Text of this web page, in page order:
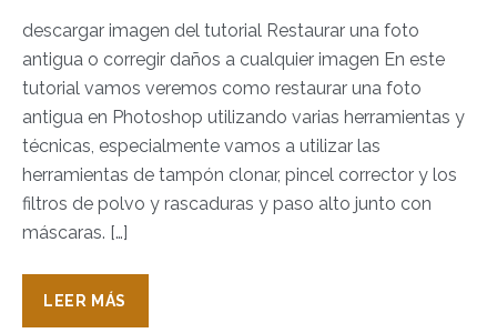
descargar imagen del tutorial Restaurar una foto
antigua o corregir daños a cualquier imagen En este
tutorial vamos veremos como restaurar una foto
antigua en Photoshop utilizando varias herramientas y
técnicas, especialmente vamos a utilizar las
herramientas de tampón clonar, pincel corrector y los
filtros de polvo y rascaduras y paso alto junto con
máscaras. […]
LEER MÁS